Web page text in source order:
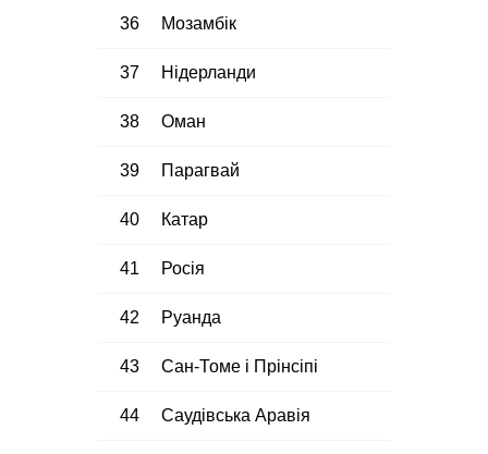
36 Мозамбік
37 Нідерланди
38 Оман
39 Парагвай
40 Катар
41 Росія
42 Руанда
43 Сан-Томе і Прінсіпі
44 Саудівська Аравія